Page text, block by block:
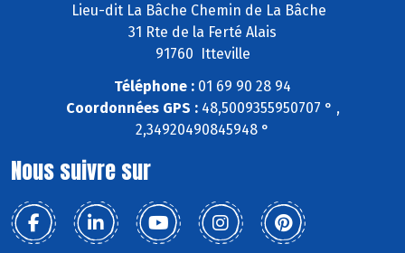
Lieu-dit La Bâche Chemin de La Bâche
31 Rte de la Ferté Alais
91760 Itteville
Téléphone : 01 69 90 28 94
Coordonnées GPS :48,5009355950707 ° ,
2,34920490845948 °
Nous suivre sur